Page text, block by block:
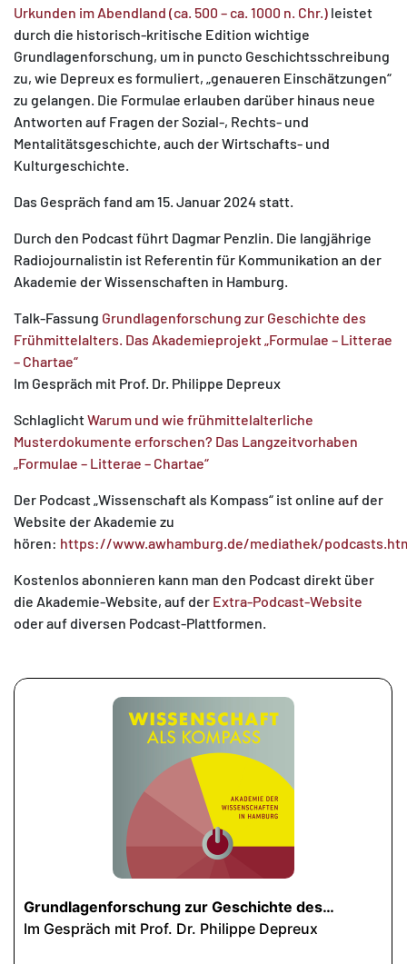
Urkunden im Abendland (ca. 500 – ca. 1000 n. Chr.) leistet
durch die historisch-kritische Edition wichtige
Grundlagenforschung, um in puncto Geschichtsschreibung
zu, wie Depreux es formuliert, „genaueren Einschätzungen“
zu gelangen. Die Formulae erlauben darüber hinaus neue
Antworten auf Fragen der Sozial-, Rechts- und
Mentalitätsgeschichte, auch der Wirtschafts- und
Kulturgeschichte.
Das Gespräch fand am 15. Januar 2024 statt.
Durch den Podcast führt Dagmar Penzlin. Die langjährige
Radiojournalistin ist Referentin für Kommunikation an der
Akademie der Wissenschaften in Hamburg.
Talk-Fassung Grundlagenforschung zur Geschichte des
Frühmittelalters. Das Akademieprojekt „Formulae – Litterae
– Chartae“
Im Gespräch mit Prof. Dr. Philippe Depreux
SchlaglichtWarum und wie frühmittelalterliche
Musterdokumente erforschen? Das Langzeitvorhaben
„Formulae – Litterae – Chartae“
Der Podcast „Wissenschaft als Kompass“ ist online auf der
Website der Akademie zu
hören: https://www.awhamburg.de/mediathek/
Kostenlos abonnieren kann man den Podcast direkt über
die Akademie-Website, auf der Extra-Podcast-Website
oder auf diversen Podcast-Plattformen.